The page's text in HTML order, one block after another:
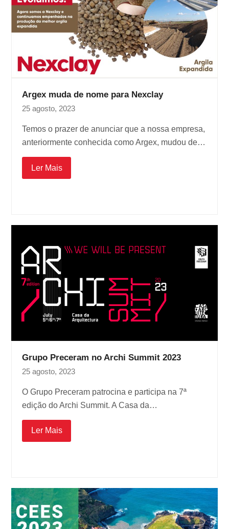
Argex muda de nome para Nexclay
25 agosto, 2023
Temos o prazer de anunciar que a nossa empresa,
anteriormente conhecida como Argex, mudou de…
Ler Mais
Grupo Preceram no Archi Summit 2023
25 agosto, 2023
O Grupo Preceram patrocina e participa na 7ª
edição do Archi Summit. A Casa da…
Ler Mais